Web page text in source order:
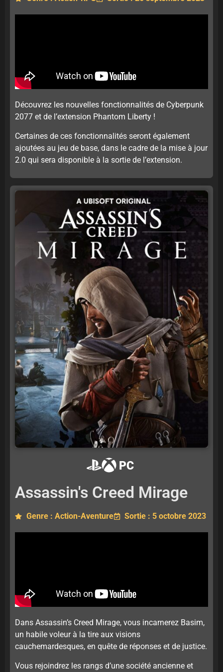
Découvrez les nouvelles fonctionnalités de Cyberpunk
2077 et de l’extension Phantom Liberty !
Certaines de ces fonctionnalités seront également
ajoutées au jeu de base, dans le cadre de la mise à jour
2.0 qui sera disponible à la sortie de l’extension.
PC
Assassin's Creed Mirage
Genre : Action-Aventure Sortie : 5 octobre 2023
Dans Assassin’s Creed Mirage, vous incarnerez Basim,
un habile voleur à la tire aux visions
cauchemardesques, en quête de réponses et de justice.
Vous rejoindrez les rangs d’une société ancienne et